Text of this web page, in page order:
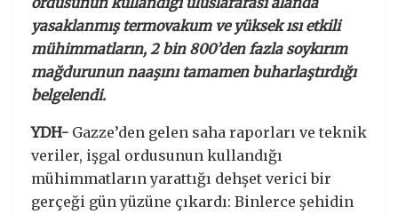
yasaklanmış termovakum ve yüksek ısı etkili
mühimmatların, 2 bin 800’den fazla soykırım
mağdurunun naaşını tamamen buharlaştırdığı
belgelendi.
YDH- Gazze’den gelen saha raporları ve teknik
veriler, işgal ordusunun kullandığı
mühimmatların yarattığı dehşet verici bir
gerçeği gün yüzüne çıkardı: Binlerce şehidin